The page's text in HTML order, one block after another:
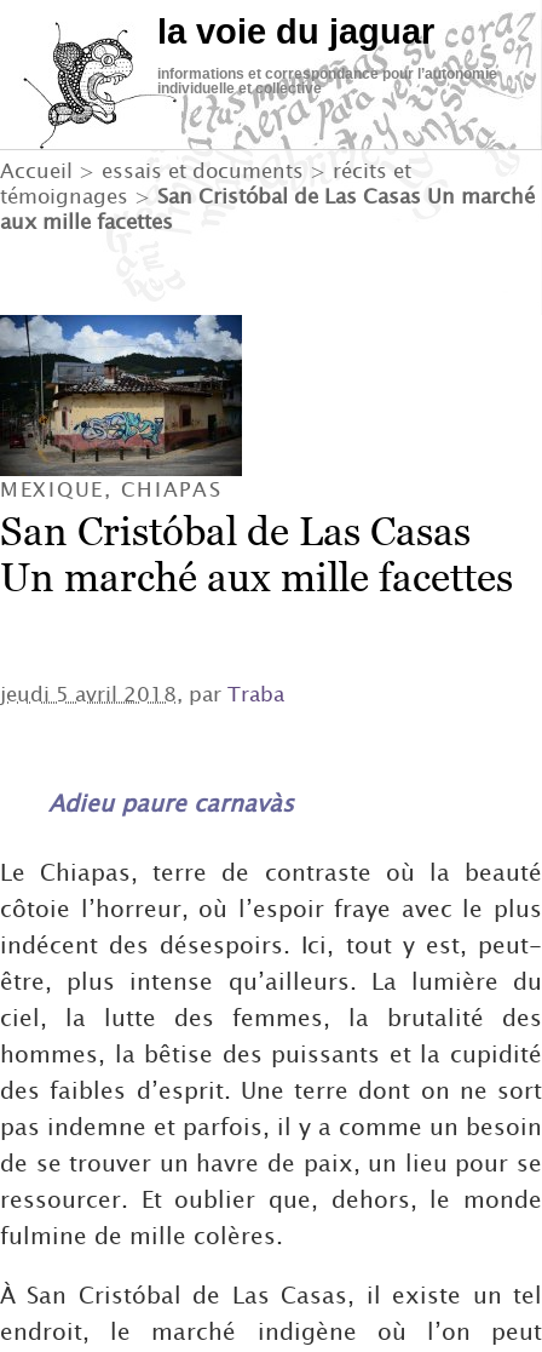
la voie du jaguar
informations et correspondance pour l’autonomie
individuelle et collective
Accueil > essais et documents > récits et
témoignages > San Cristóbal de Las Casas Un marché
aux mille facettes
MEXIQUE, CHIAPAS
San Cristóbal de Las Casas
Un marché aux mille facettes
jeudi 5 avril 2018, par Traba
Adieu paure carnavàs
Le Chiapas, terre de contraste où la beauté
côtoie l’horreur, où l’espoir fraye avec le plus
indécent des désespoirs. Ici, tout y est, peut-
être, plus intense qu’ailleurs. La lumière du
ciel, la lutte des femmes, la brutalité des
hommes, la bêtise des puissants et la cupidité
des faibles d’esprit. Une terre dont on ne sort
pas indemne et parfois, il y a comme un besoin
de se trouver un havre de paix, un lieu pour se
ressourcer. Et oublier que, dehors, le monde
fulmine de mille colères.
À San Cristóbal de Las Casas, il existe un tel
endroit, le marché indigène où l’on peut